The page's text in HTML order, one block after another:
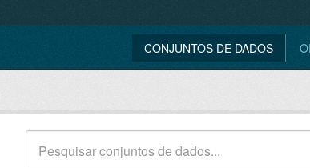
CONJUNTOS DE DADOS